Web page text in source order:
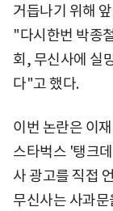
거듭나기 위해
"다시한번 박종
회, 무신사에 실
다"고 했다.
이번 논란은 이
스타벅스 '탱크
사 광고를 직접
무신사는 사과